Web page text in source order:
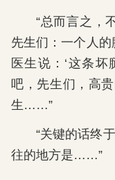
“总而言之，
先生们：一个人
医生说：‘这条
吧，先生们，高
生……”
“关键的话终
往的地方是……”